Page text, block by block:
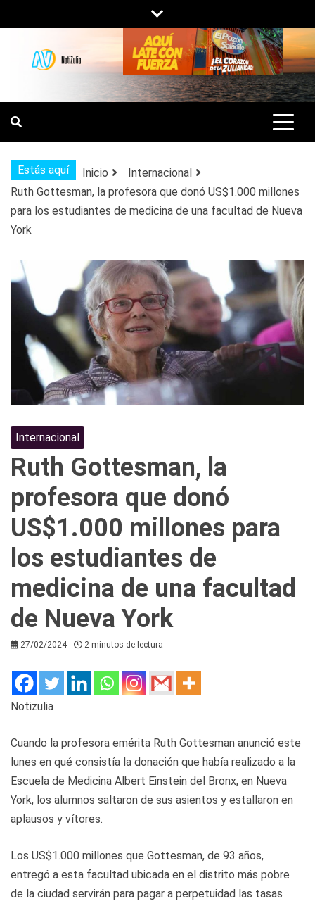
al
contenido
NOTIZULIA
NOTICIAS DEL ZULIA, VENEZUELA Y
DE INTERÉS GENERAL.
Estás aquí Inicio
Internacional
Ruth Gottesman, la profesora que donó US$1.000 millones
para los estudiantes de medicina de una facultad de Nueva
York
Internacional
Ruth Gottesman, la
profesora que donó
US$1.000 millones para
los estudiantes de
medicina de una facultad
de Nueva York
27/02/2024 2 minutos de lectura
Notizulia
Cuando la profesora emérita Ruth Gottesman anunció este
lunes en qué consistía la donación que había realizado a la
Escuela de Medicina Albert Einstein del Bronx, en Nueva
York, los alumnos saltaron de sus asientos y estallaron en
aplausos y vítores.
Los US$1.000 millones que Gottesman, de 93 años,
entregó a esta facultad ubicada en el distrito más pobre
de la ciudad servirán para pagar a perpetuidad las tasas